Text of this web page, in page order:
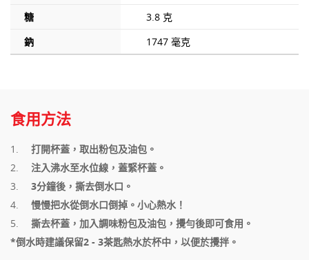
糖
3.8 克
鈉
1747 毫克
食用方法
打開杯蓋，取出粉包及油包。
注入沸水至水位線，蓋緊杯蓋。
3分鐘後，撕去倒水口。
慢慢把水從倒水口倒掉。小心熱水！
撕去杯蓋，加入調味粉包及油包，攪勻後即可食用。
*倒水時建議保留2 - 3茶匙熱水於杯中，以便於攪拌。